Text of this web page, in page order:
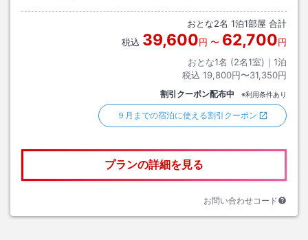
おとな2名 1泊1部屋 合計
税込 39,600円 〜 62,700円
おとな1名 (2名1室)｜ 1泊
税込 19,800円〜31,350円
割引クーポン配布中 ※利用条件あり
９月までの宿泊に使える割引クーポン
プランの詳細を見る
お問い合わせコード